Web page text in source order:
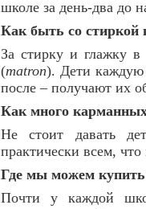
школе за день-два до
Как быть со стиркой
За стирку и глажку в
(matron). Дети каждую
после – получают их
Как много карманных
Не стоит давать
практически всем,
Где мы можем
Почти у каждой